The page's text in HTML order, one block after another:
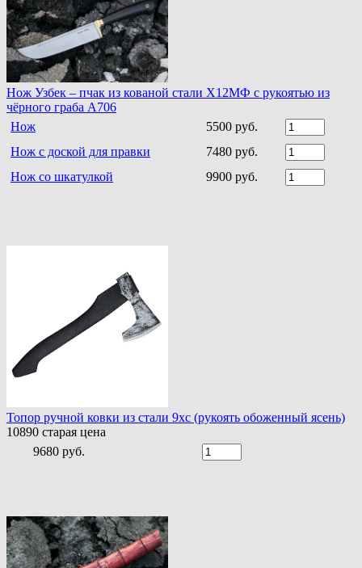
Нож Узбек – пчак из кованой стали Х12МФ с рукоятью из
чёрного граба A706
Нож
5500 руб.
Нож с доской для правки
7480 руб.
Нож со шкатулкой
9900 руб.
Топор ручной ковки из стали 9хс (рукоять обоженный ясень)
10890 старая цена
9680 руб.